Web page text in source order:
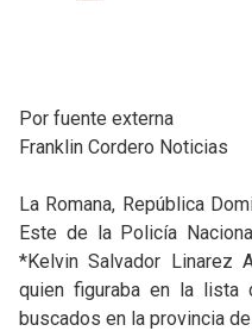
Por fuente externa
Franklin Cordero Noticias
La Romana, República
Este de la Policía
*Kelvin Salvador Linarez
quien figuraba en la lista
buscados en la provincia de